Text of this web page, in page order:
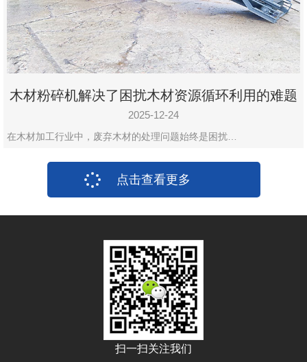
木材粉碎机解决了困扰木材资源循环利用的难题
2025-12-24
在木材加工行业中，废弃木材的处理问题始终是困扰…
点击查看更多
扫一扫关注我们